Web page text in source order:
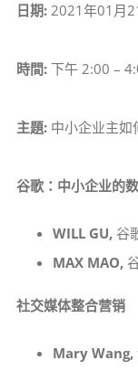
日期: 2021年01月
時間:下午 2:00 –
主題:中小企业主如
谷歌：中小企业的
WILL GU,谷
MAX MAO,
社交媒体整合营销
Mary Wang,